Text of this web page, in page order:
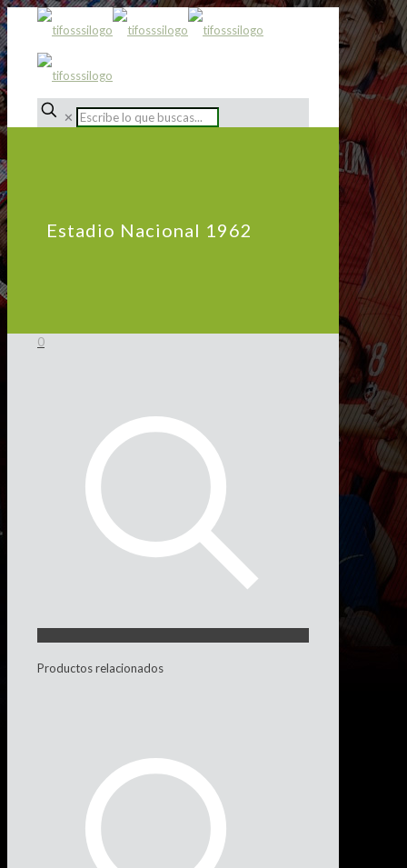
✕
Estadio Nacional 1962
0
Productos relacionados